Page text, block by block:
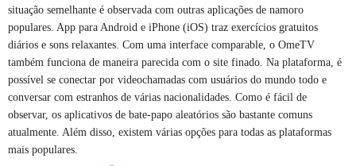
situação semelhante é observada com outras aplicações de namoro
populares. App para Android e iPhone (iOS) traz exercícios gratuitos
diários e sons relaxantes. Com uma interface comparable, o OmeTV
também funciona de maneira parecida com o site finado. Na plataforma, é
possível se conectar por videochamadas com usuários do mundo todo e
conversar com estranhos de várias nacionalidades. Como é fácil de
observar, os aplicativos de bate-papo aleatórios são bastante comuns
atualmente. Além disso, existem várias opções para todas as plataformas
mais populares.